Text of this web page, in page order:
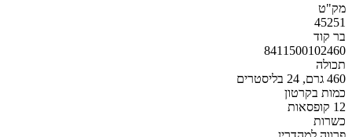
מק"ט
45251
בר קוד
8411500102460
תכולה
460 גרם, 24 בליסטרים
כמות בקרטון
12 קופסאות
כשרות